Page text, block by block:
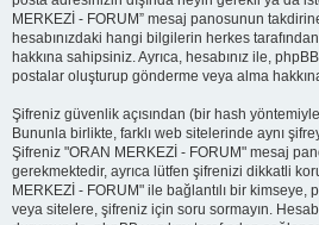
MERKEZİ - FORUM” mesaj panosunun
hesabınızdaki hangi bilgilerin herkes
hakkına sahipsiniz. Ayrıca, hesabınız ile,
postalar oluşturup gönderme veya alma
Şifreniz güvenlik açısından (bir hash
Bununla birlikte, farklı web sitelerinde aynı
Şifreniz "ORAN MERKEZİ - FORUM" mesaj
gerekmektedir, ayrıca lütfen şifrenizi dikkatli
MERKEZİ - FORUM" ile bağlantılı bir
veya sitelere, şifreniz için soru sormayın.